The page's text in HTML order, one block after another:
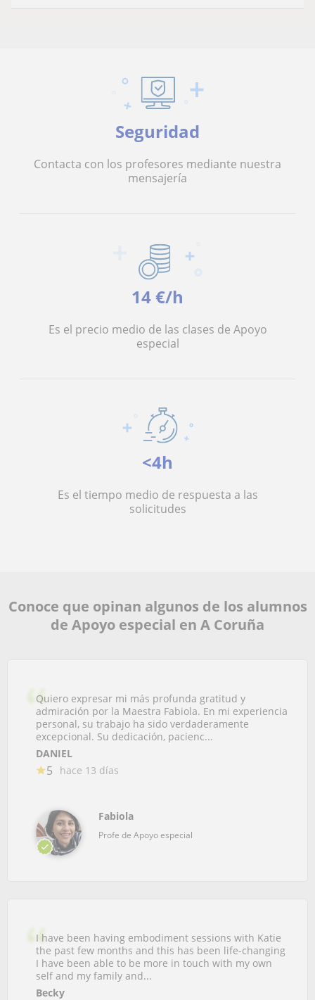
Seguridad
Contacta con los profesores mediante nuestra
mensajería
14 €/h
Es el precio medio de las clases de Apoyo
especial
<4h
Es el tiempo medio de respuesta a las
solicitudes
Conoce que opinan algunos de los alumnos
de Apoyo especial en A Coruña
Quiero expresar mi más profunda gratitud y
admiración por la Maestra Fabiola. En mi experiencia
personal, su trabajo ha sido verdaderamente
excepcional. Su dedicación, pacienc...
DANIEL
5 hace 13 días
Fabiola
Profe de Apoyo especial
I have been having embodiment sessions with Katie
the past few months and this has been life-changing
I have been able to be more in touch with my own
self and my family and...
Becky